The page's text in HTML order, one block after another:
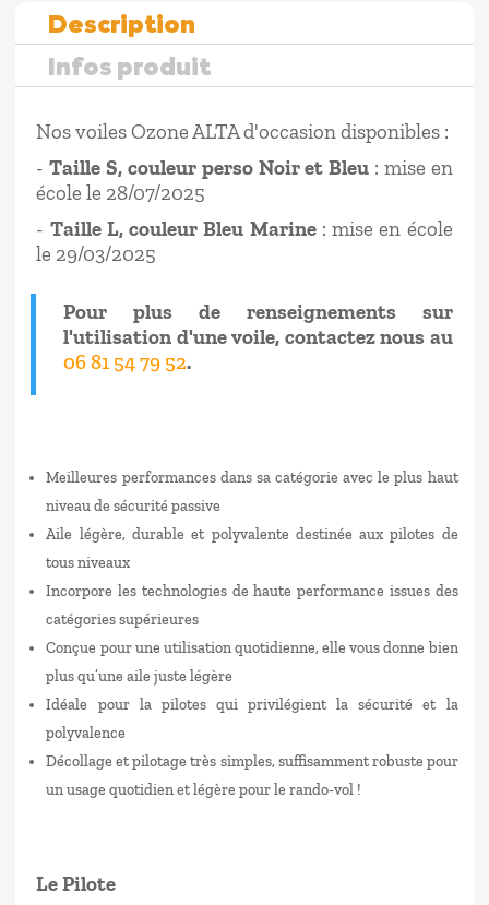
Description
Infos produit
Nos voiles Ozone ALTA d'occasion disponibles :
-Taille S, couleur perso Noir et Bleu : mise en
école le 28/07/2025
- Taille L, couleur Bleu Marine: mise en école
le 29/03/2025
Pour plus de renseignements sur
l'utilisation d'une voile, contactez nous au
06 81 54 79 52.
Meilleures performances dans sa catégorie avec le plus haut
niveau de sécurité passive
Aile légère, durable et polyvalente destinée aux pilotes de
tous niveaux
Incorpore les technologies de haute performance issues des
catégories supérieures
Conçue pour une utilisation quotidienne, elle vous donne bien
plus qu’une aile juste légère
Idéale pour la pilotes qui privilégient la sécurité et la
polyvalence
Décollage et pilotage très simples, suffisamment robuste pour
un usage quotidien et légère pour le rando-vol !
Le Pilote